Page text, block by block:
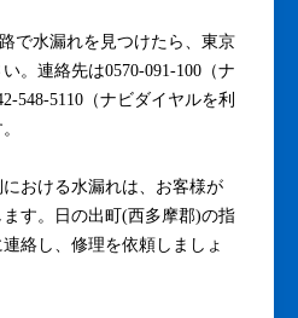
で水漏れを見つけたら、東京
。連絡先は0570-091-100（ナ
548-5110（ナビダイヤルを利
おける水漏れは、お客様が
す。日の出町(西多摩郡)の指
絡し、修理を依頼しましょ